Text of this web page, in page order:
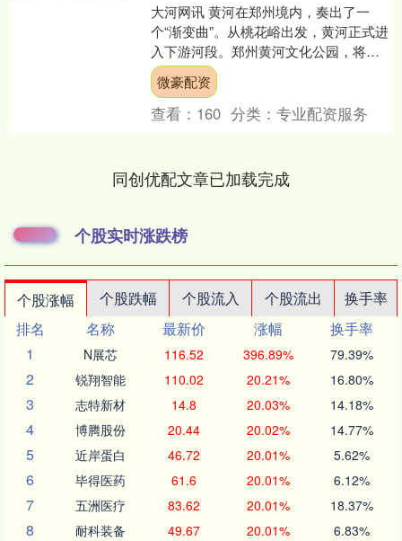
大河网讯 黄河在郑州境内，奏出了一
个“渐变曲”。从桃花峪出发，黄河正式进
入下游河段。郑州黄河文化公园，将这
一“渐变”收束在一起。如今，这里已经成
为远近闻名的绿色....
微豪配资
查看： 160 分类：专业配资服务
同创优配文章已加载完成
个股实时涨跌榜
个股涨幅 个股跌幅 个股流入 个股流出
换手率
排名
名称 最新价 涨幅
换手率
1
N展芯 116.52 396.89% 79.39%
2 锐翔智能 110.02 20.21% 16.80%
3 志特新材 14.8 20.03% 14.18%
4 博腾股份 20.44 20.02% 14.77%
5 近岸蛋白 46.72 20.01% 5.62%
6 毕得医药 61.6 20.01% 6.12%
7 五洲医疗 83.62 20.01% 18.37%
8 耐科装备 49.67 20.01% 6.83%